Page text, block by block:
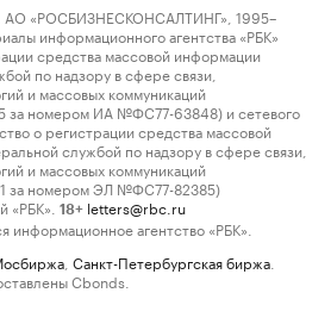
«РОСБИЗНЕСКОНСАЛТИНГ», 1995–
информационного агентства «РБК»
средства массовой информации
по надзору в сфере связи,
и массовых коммуникаций
за номером ИА №ФС77-63848) и сетевого
о регистрации средства массовой
службой по надзору в сфере связи,
и массовых коммуникаций
за номером ЭЛ №ФС77-82385)
«РБК».
18+ letters@rbc.ru
информационное агентство «РБК».
Санкт-Петербургская биржа
Cbonds.